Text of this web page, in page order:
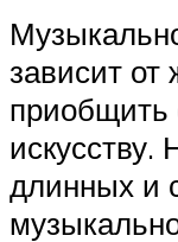
зависит от
приобщить
искусству.
длинных и